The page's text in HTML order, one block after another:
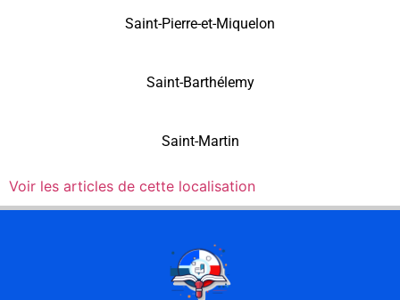
Saint-Pierre-et-Miquelon
Saint-Barthélemy
Saint-Martin
Voir les articles de cette localisation